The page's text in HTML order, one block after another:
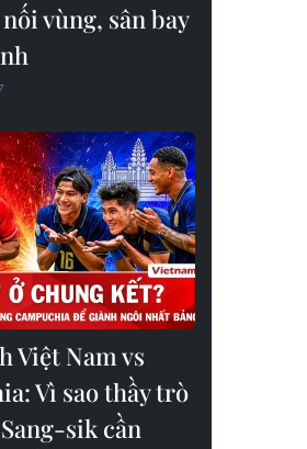
vùng, sân bay
Việt Nam vs
Vì sao thầy trò
sik cần